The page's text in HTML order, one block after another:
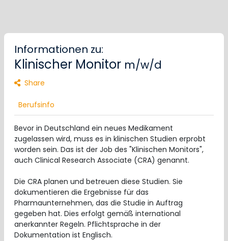
Informationen zu:
Klinischer Monitor m/w/d
Share
Berufsinfo
Bevor in Deutschland ein neues Medikament
zugelassen wird, muss es in klinischen Studien erprobt
worden sein. Das ist der Job des "Klinischen Monitors",
auch Clinical Research Associate (CRA) genannt.
Die CRA planen und betreuen diese Studien. Sie
dokumentieren die Ergebnisse für das
Pharmaunternehmen, das die Studie in Auftrag
gegeben hat. Dies erfolgt gemäß international
anerkannter Regeln. Pflichtsprache in der
Dokumentation ist Englisch.